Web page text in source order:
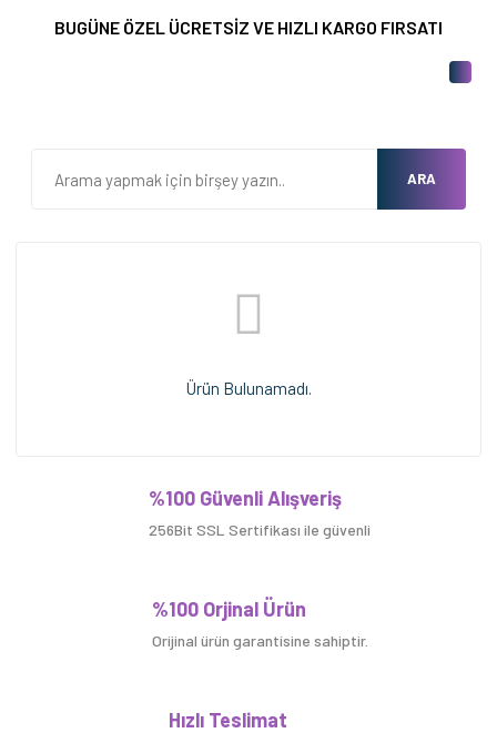
BUGÜNE ÖZEL ÜCRETSİZ VE HIZLI KARGO FIRSATI
ARA
Ürün Bulunamadı.
%100 Güvenli Alışveriş
256Bit SSL Sertifikası ile güvenli
%100 Orjinal Ürün
Orijinal ürün garantisine sahiptir.
Hızlı Teslimat